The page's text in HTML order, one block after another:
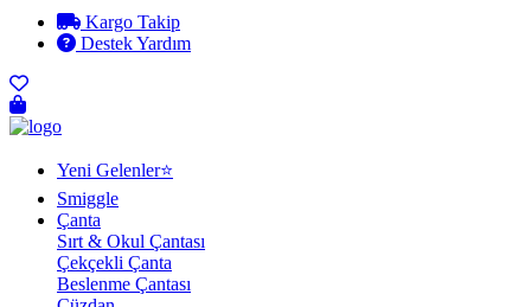
Kargo Takip
Destek Yardım
Yeni Gelenler⭐
Smiggle
Çanta
Sırt & Okul Çantası
Çekçekli Çanta
Beslenme Çantası